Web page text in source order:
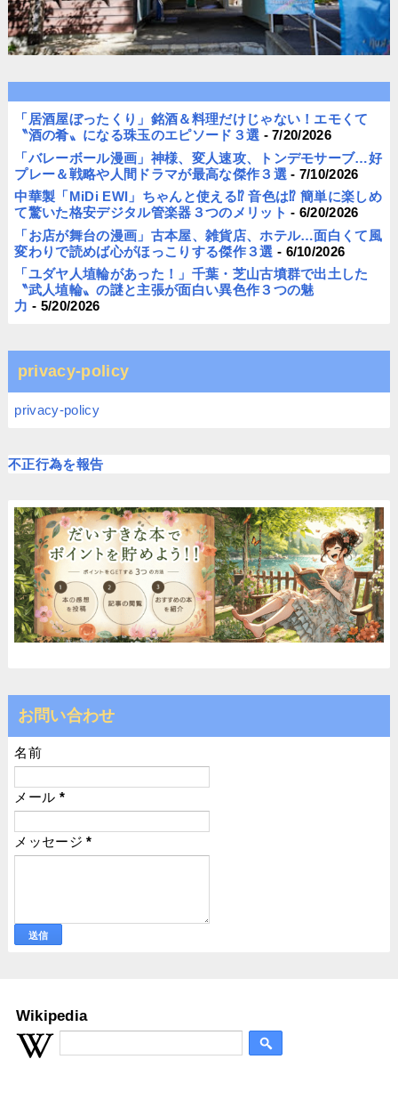
「居酒屋ぼったくり」銘酒＆料理だけじゃない！エモくて
〝酒の肴〟になる珠玉のエピソード３選 - 7/20/2026
「バレーボール漫画」神様、変人速攻、トンデモサーブ…好
プレー＆戦略や人間ドラマが最高な傑作３選 - 7/10/2026
中華製「MiDi EWI」ちゃんと使える⁉︎ 音色は⁉︎ 簡単に楽しめ
て驚いた格安デジタル管楽器３つのメリット - 6/20/2026
「お店が舞台の漫画」古本屋、雑貨店、ホテル…面白くて風
変わりで読めば心がほっこりする傑作３選 - 6/10/2026
「ユダヤ人埴輪があった！」千葉・芝山古墳群で出土した
〝武人埴輪〟の謎と主張が面白い異色作３つの魅
力 - 5/20/2026
privacy-policy
privacy-policy
不正行為を報告
お問い合わせ
名前
メール *
メッセージ*
Wikipedia